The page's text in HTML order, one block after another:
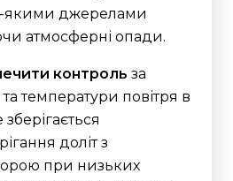
якими джерелами
атмосферні опади.
контроль за
та температури повітря в
доліт з
при низьких